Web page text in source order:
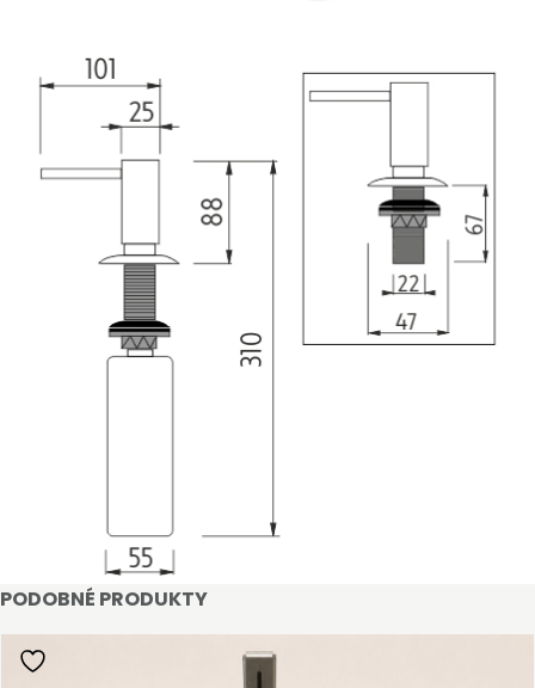
PODOBNÉ PRODUKTY
STAŇTE SE KLIENTEM
Stát se klientem velkoobchodu Bohéme Collection
je jednoduché, stačí podnikat a mít platné IČO.
Kromě snadnějšího procesu objednávek můžete
získat slevy až do výše 25 % v závislosti na velikosti
vašeho zařízení.